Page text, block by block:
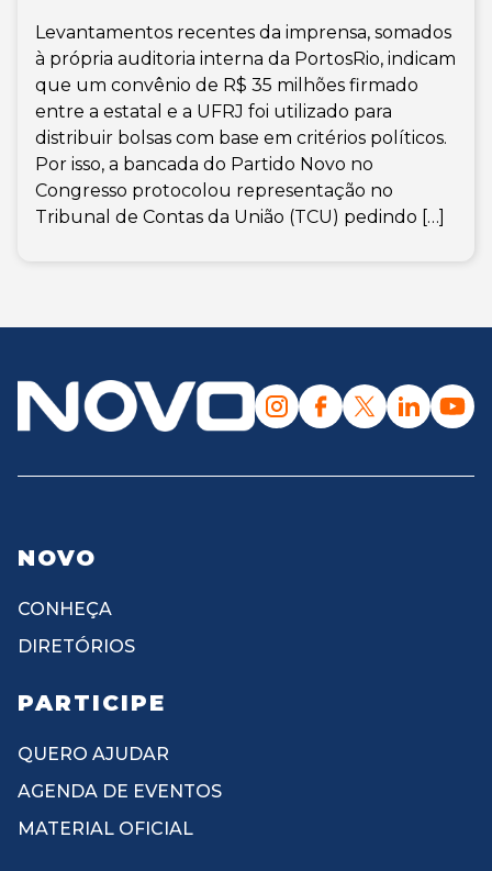
Levantamentos recentes da imprensa, somados
à própria auditoria interna da PortosRio, indicam
que um convênio de R$ 35 milhões firmado
entre a estatal e a UFRJ foi utilizado para
distribuir bolsas com base em critérios políticos.
Por isso, a bancada do Partido Novo no
Congresso protocolou representação no
Tribunal de Contas da União (TCU) pedindo […]
NOVO
CONHEÇA
DIRETÓRIOS
PARTICIPE
QUERO AJUDAR
AGENDA DE EVENTOS
MATERIAL OFICIAL